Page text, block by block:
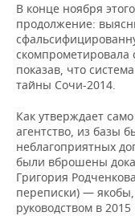
В конце ноября
продолжение:
скомпрометировала
показав, что
тайны Сочи-2014.
Как утверждает
агентство, из базы
неблагоприятных
были вброшены
Григория
переписки) —
руководством в